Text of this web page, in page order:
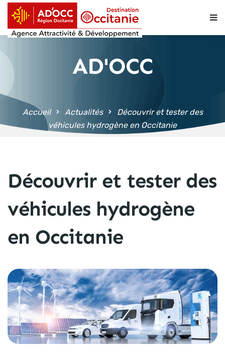
principal
AD'OCC
Accueil Actualités
Découvrir et tester des
véhicules hydrogène en Occitanie
Découvrir et tester des
véhicules hydrogène
en Occitanie